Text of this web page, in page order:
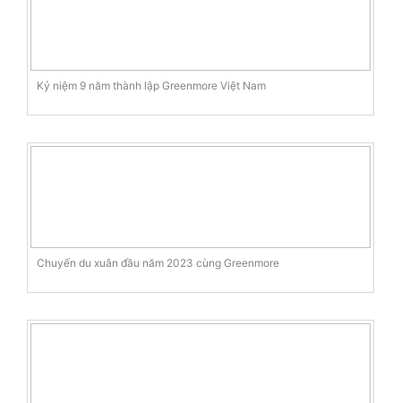
Kỷ niệm 9 năm thành lập Greenmore Việt Nam
Chuyến du xuân đầu năm 2023 cùng Greenmore